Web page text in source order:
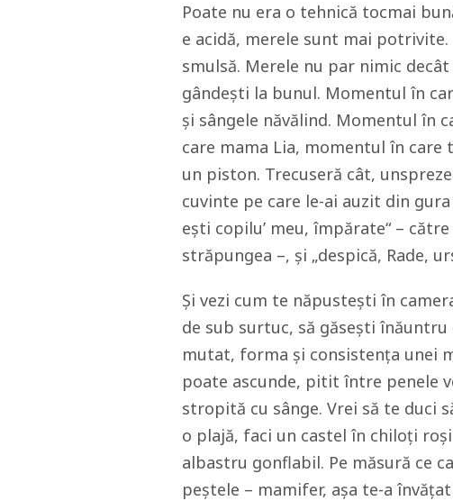
Poate nu era o tehnică tocmai
e acidă, merele sunt mai potrivite.
smulsă. Merele nu par nimic
gândești la bunul. Momentul în
și sângele năvălind. Momentul în
care mama Lia, momentul în care
un piston. Trecuseră cât,
cuvinte pe care le-ai auzit din
ești copilu’ meu, împărate“ –
străpungea –, și „despică, Rade,
Și vezi cum te năpustești în
de sub surtuc, să găsești înăuntru
mutat, forma și consistența unei
poate ascunde, pitit între penele
stropită cu sânge. Vrei să te duci
o plajă, faci un castel în chiloți
albastru gonflabil. Pe măsură ce
peștele – mamifer, așa te-a